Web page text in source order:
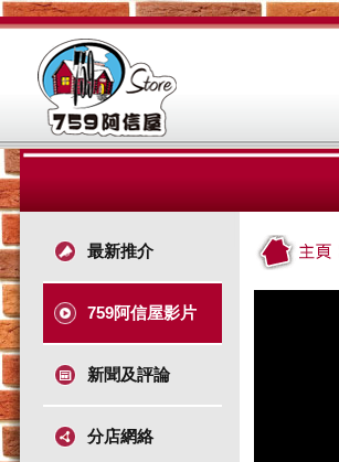
最新推介
759阿信屋影片
新聞及評論
分店網絡